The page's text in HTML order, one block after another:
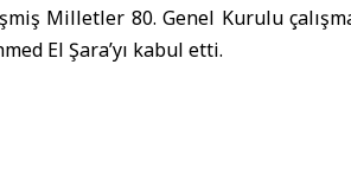
Milletler 80. Genel Kurulu
El Şara’yı kabul etti.